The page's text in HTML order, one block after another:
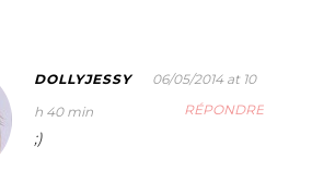
DOLLYJESSY
06/05/2014 at 10
h 40 min
RÉPONDRE
;)